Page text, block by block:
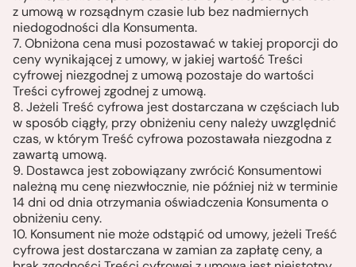
z umową w rozsądnym czasie lub bez nadmiernych
niedogodności dla Konsumenta.
7. Obniżona cena musi pozostawać w takiej proporcji do
ceny wynikającej z umowy, w jakiej wartość Treści
cyfrowej niezgodnej z umową pozostaje do wartości
Treści cyfrowej zgodnej z umową.
8. Jeżeli Treść cyfrowa jest dostarczana w częściach lub
w sposób ciągły, przy obniżeniu ceny należy uwzględnić
czas, w którym Treść cyfrowa pozostawała niezgodna z
zawartą umową.
9. Dostawca jest zobowiązany zwrócić Konsumentowi
należną mu cenę niezwłocznie, nie później niż w terminie
14 dni od dnia otrzymania oświadczenia Konsumenta o
obniżeniu ceny.
10. Konsument nie może odstąpić od umowy, jeżeli Treść
cyfrowa jest dostarczana w zamian za zapłatę ceny, a